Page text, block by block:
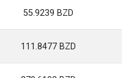
55.9239 BZD
111.8477 BZD